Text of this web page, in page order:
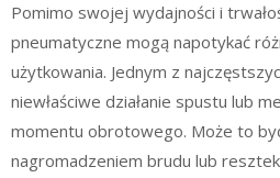
Pomimo swojej wydajności i
pneumatyczne mogą napotykać
użytkowania. Jednym z
niewłaściwe działanie spustu lub
momentu obrotowego. Może to
nagromadzeniem brudu lub